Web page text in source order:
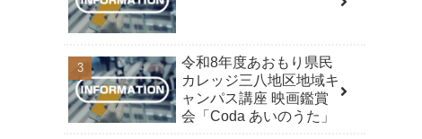
令和8年度あおもり県民
カレッジ三八地区地域キ
ャンパス講座 映画鑑賞
会「Coda あいのうた」